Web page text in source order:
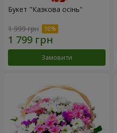
Букет "Казкова осінь"
1 999 грн
Замовити